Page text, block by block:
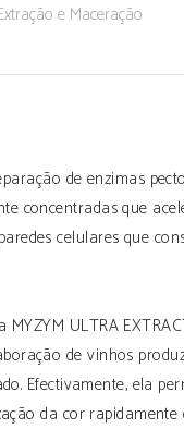
e Maceração
de enzimas
concentradas que
celulares que
ULTRA
de vinhos
Efectivamente, ela
da cor rapidamente